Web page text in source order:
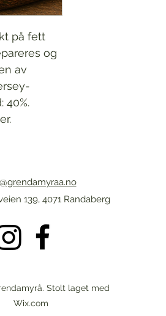
på fett
og
av
40%.
139, 4071 Randaberg
Stolt laget med
Wix.com